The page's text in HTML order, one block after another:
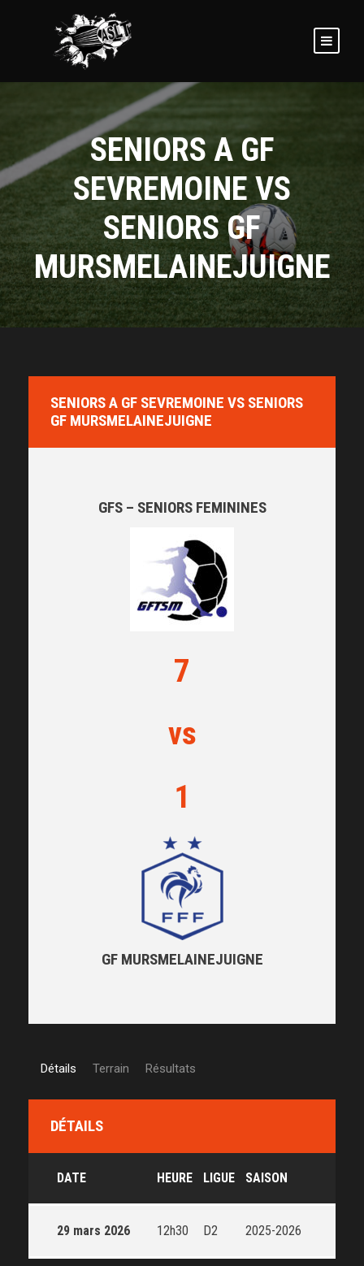
SENIORS A GF
SEVREMOINE VS
SENIORS GF
MURSMELAINEJUIGNE
SENIORS A GF SEVREMOINE VS SENIORS
GF MURSMELAINEJUIGNE
GFS – SENIORS FEMININES
7
vs
1
GF MURSMELAINEJUIGNE
Détails Terrain Résultats
DÉTAILS
DATE HEURE LIGUE SAISON
29 mars 2026 12h30 D2 2025-2026